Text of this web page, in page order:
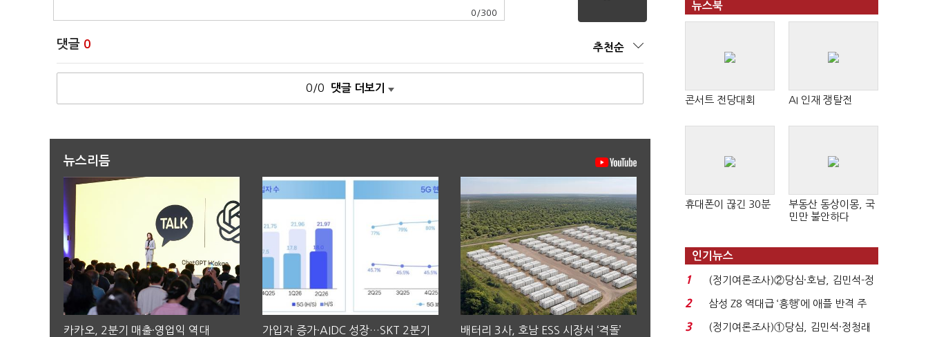
0 /300
댓글 0 추천순
0/0 댓글 더보기
뉴스리듬
카카오, 2분기 매출·영업익 역대
가입자 증가·AIDC 성장…SKT 2분기
배터리 3사, 호남 ESS 시장서 ‘격돌’
뉴스북
콘서트 전당대회 AI 인재 쟁탈전
휴대폰이 끊긴 30분
부동산 동상이몽, 국
민만 불안하다
인기뉴스
1
(정기여론조사)②당심·호남, 김민석-정
청래 '초접전'...
2
삼성 Z8 역대급 ‘흥행’에 애플 반격 주
목…9월 ‘폴...
3
(정기여론조사)①당심, 김민석·정청래